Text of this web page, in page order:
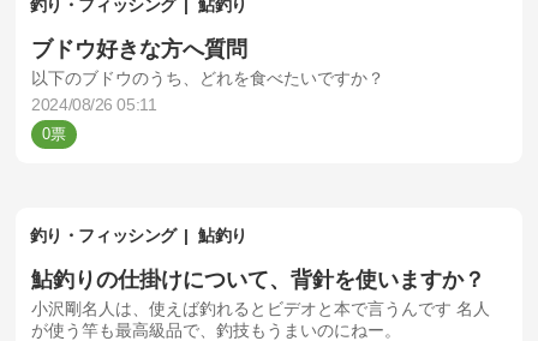
釣り・フィッシング 鮎釣り
ブドウ好きな方へ質問
以下のブドウのうち、どれを食べたいですか？
2024/08/26 05:11
0
釣り・フィッシング 鮎釣り
鮎釣りの仕掛けについて、背針を使いますか？
小沢剛名人は、使えば釣れるとビデオと本で言うんです 名人
が使う竿も最高級品で、釣技もうまいのにねー。